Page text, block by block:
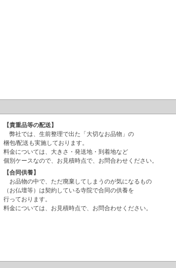
【貴重品等の配送】
弊社では、生前整理で出た「大切なお品物」の
梱包/配送も実施しております。
料金については、大きさ・発送地・到着地など
個別ケースなので、お見積時点で、お問合わせください。
【合同供養】
お品物の中で、ただ廃棄してしまうのが気になるもの
（お仏壇等）は契約している寺院で合同の供養を
行っております。
料金については、お見積時点で、お問合わせください。